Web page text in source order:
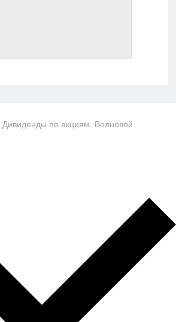
по акциям. Волновой